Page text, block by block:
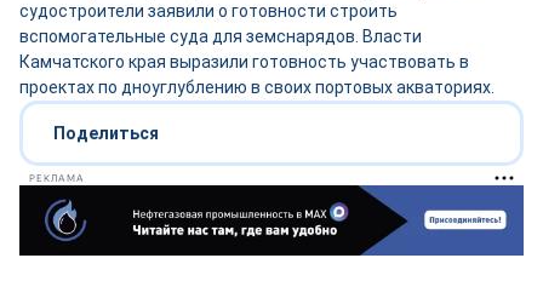
судостроители заявили о готовности строить
вспомогательные суда для земснарядов. Власти
Камчатского края выразили готовность участвовать в
проектах по дноуглублению в своих портовых акваториях.
Поделиться
РЕКЛАМА